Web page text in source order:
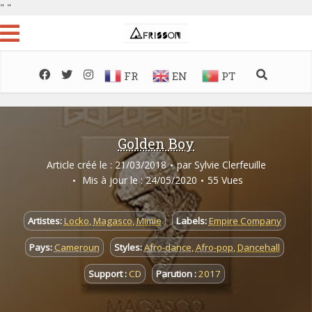
" "
FR EN PT
Golden Boy
Article créé le : 21/03/2018 par Sylvie Clerfeuille
Mis à jour le : 24/05/2020
55 Vues
Artistes:Locko,Magasco,Mimie Labels:Empire Company
Pays: Cameroun Styles:Afro-dance,Afro-pop,Dancehall
Support : CD Parution :2017